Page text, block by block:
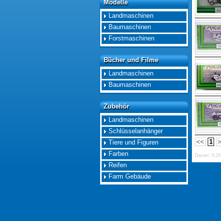
Modelle
Modelle
Landmaschinen
Baumaschinen
Forstmaschinen
Bücher und Filme
Bücher und Filme
Landmaschinen
Baumaschinen
Zubehör
Zubehör
Landmaschinen
Schlüsselanhänger
Tiere und Figuren
Farben
Reifen
Farm Gebäude
<< 1
Dauer: